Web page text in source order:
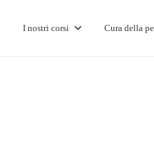
I nostri corsi Cura della